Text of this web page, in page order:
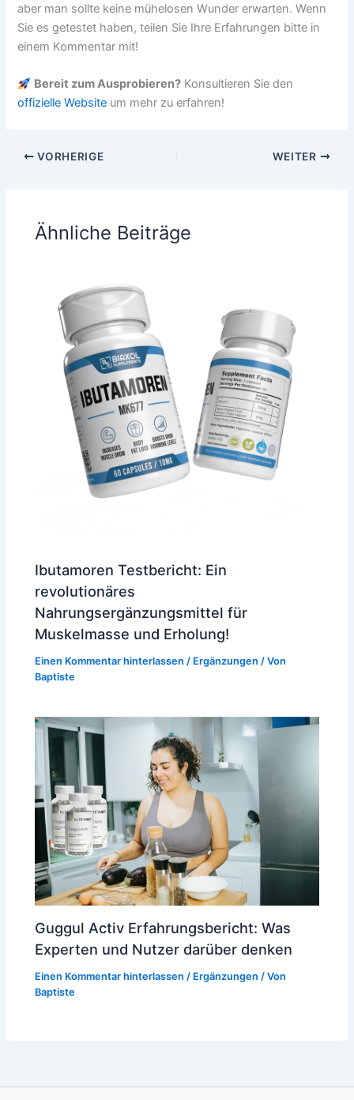
aber man sollte keine mühelosen Wunder erwarten. Wenn
Sie es getestet haben, teilen Sie Ihre Erfahrungen bitte in
einem Kommentar mit!
Bereit zum Ausprobieren? Konsultieren Sie den
offizielle Website um mehr zu erfahren!
VORHERIGE WEITER
Ähnliche Beiträge
Ibutamoren Testbericht: Ein
revolutionäres
Nahrungsergänzungsmittel für
Muskelmasse und Erholung!
Einen Kommentar hinterlassen / Ergänzungen / Von
Baptiste
Guggul Activ Erfahrungsbericht: Was
Experten und Nutzer darüber denken
Einen Kommentar hinterlassen / Ergänzungen / Von
Baptiste